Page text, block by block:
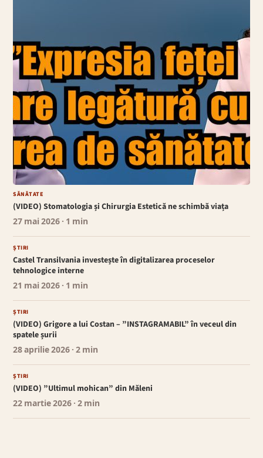
SĂNĂTATE
(VIDEO) Stomatologia și Chirurgia Estetică ne schimbă viața
27 mai 2026 · 1 min
ȘTIRI
Castel Transilvania investește în digitalizarea proceselor
tehnologice interne
21 mai 2026 · 1 min
ȘTIRI
(VIDEO) Grigore a lui Costan – ”INSTAGRAMABIL” în veceul din
spatele șurii
28 aprilie 2026 · 2 min
ȘTIRI
(VIDEO) ”Ultimul mohican” din Măleni
22 martie 2026 · 2 min